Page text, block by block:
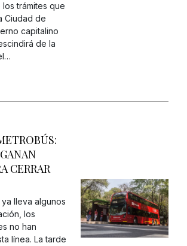
los trámites que
Ciudad de
capitalino
de la
CERRAR
lleva algunos
los
no han
línea. La tarde